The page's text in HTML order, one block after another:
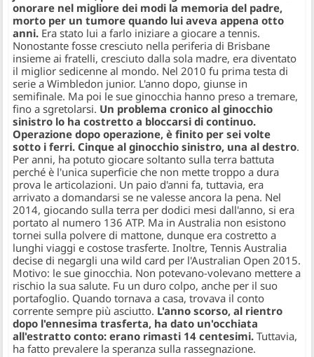
onorare nel migliore dei modi la memoria del padre,
morto per un tumore quando lui aveva appena otto
anni. Era stato lui a farlo iniziare a giocare a tennis.
Nonostante fosse cresciuto nella periferia di Brisbane
insieme ai fratelli, cresciuto dalla sola madre, era diventato
il miglior sedicenne al mondo. Nel 2010 fu prima testa di
serie a Wimbledon junior. L'anno dopo, giunse in
semifinale. Ma poi le sue ginocchia hanno preso a tremare,
fino a sgretolarsi. Un problema cronico al ginocchio
sinistro lo ha costretto a bloccarsi di continuo.
Operazione dopo operazione, è finito per sei volte
sotto i ferri. Cinque al ginocchio sinistro, una al destro.
Per anni, ha potuto giocare soltanto sulla terra battuta
perché è l'unica superficie che non mette troppo a dura
prova le articolazioni. Un paio d'anni fa, tuttavia, era
arrivato a domandarsi se ne valesse ancora la pena. Nel
2014, giocando sulla terra per dodici mesi dall'anno, si era
portato al numero 136 ATP. Ma in Australia non esistono
tornei sulla polvere di mattone, dunque era costretto a
lunghi viaggi e costose trasferte. Inoltre, Tennis Australia
decise di negargli una wild card per l'Australian Open 2015.
Motivo: le sue ginocchia. Non potevano-volevano mettere a
rischio la sua salute. Fu un duro colpo, anche per il suo
portafoglio. Quando tornava a casa, trovava il conto
corrente sempre più asciutto. L'anno scorso, al rientro
dopo l'ennesima trasferta, ha dato un'occhiata
all'estratto conto: erano rimasti 14 centesimi.Tuttavia,
ha fatto prevalere la speranza sulla rassegnazione.